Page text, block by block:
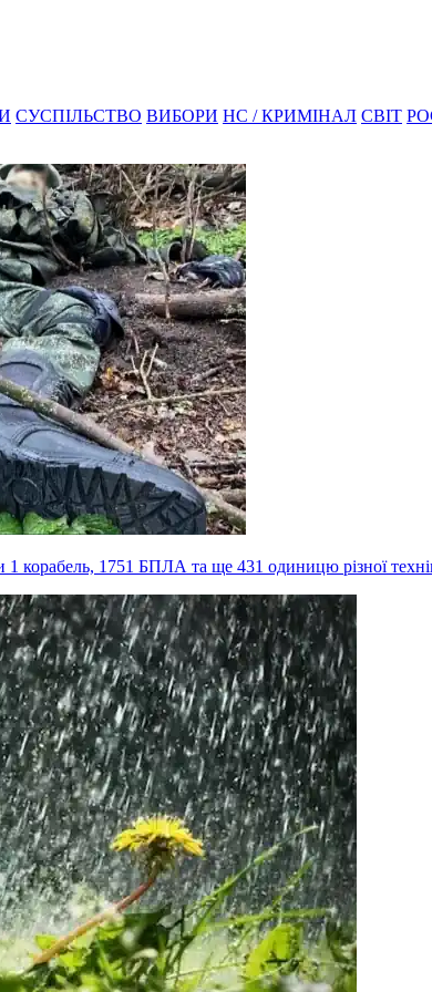
СУСПІЛЬСТВО ВИБОРИ НС / КРИМІНАЛ СВІТ
корабель, 1751 БПЛА та ще 431 одиницю різної